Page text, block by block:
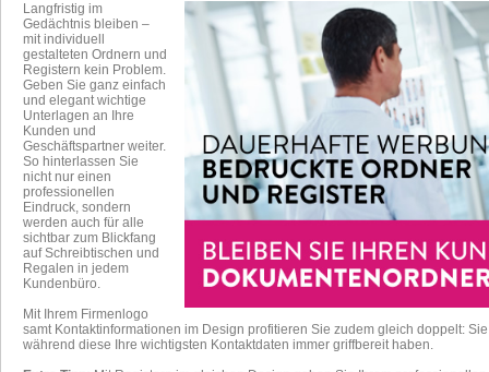
Langfristig im
Gedächtnis bleiben –
mit individuell
gestalteten Ordnern und
Registern kein Problem.
Geben Sie ganz einfach
und elegant wichtige
Unterlagen an Ihre
Kunden und
Geschäftspartner weiter.
So hinterlassen Sie
nicht nur einen
professionellen
Eindruck, sondern
werden auch für alle
sichtbar zum Blickfang
auf Schreibtischen und
Regalen in jedem
Kundenbüro.
Mit Ihrem Firmenlogo
samt Kontaktinformationen im Design profitieren Sie zudem gleich doppelt:
während diese Ihre wichtigsten Kontaktdaten immer griffbereit haben.